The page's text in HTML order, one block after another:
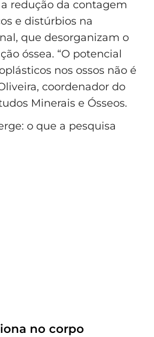
redução da contagem
e distúrbios na
que desorganizam o
óssea. “O potencial
nos ossos não é
coordenador do
Minerais e Ósseos.
no corpo